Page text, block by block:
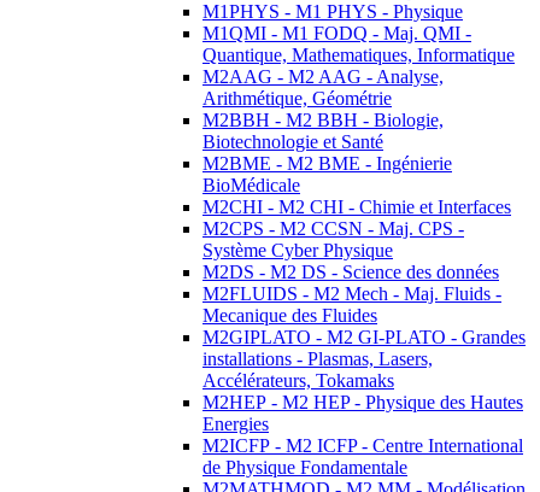
M1PHYS - M1 PHYS - Physique
M1QMI - M1 FODQ - Maj. QMI -
Quantique, Mathematiques, Informatique
M2AAG - M2 AAG - Analyse,
Arithmétique, Géométrie
M2BBH - M2 BBH - Biologie,
Biotechnologie et Santé
M2BME - M2 BME - Ingénierie
BioMédicale
M2CHI - M2 CHI - Chimie et Interfaces
M2CPS - M2 CCSN - Maj. CPS -
Système Cyber Physique
M2DS - M2 DS - Science des données
M2FLUIDS - M2 Mech - Maj. Fluids -
Mecanique des Fluides
M2GIPLATO - M2 GI-PLATO - Grandes
installations - Plasmas, Lasers,
Accélérateurs, Tokamaks
M2HEP - M2 HEP - Physique des Hautes
Energies
M2ICFP - M2 ICFP - Centre International
de Physique Fondamentale